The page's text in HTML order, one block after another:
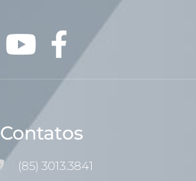
Contatos
(85) 3013.3841